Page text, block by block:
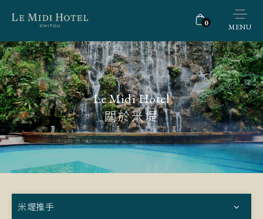
0 MENU
Le Midi Hotel
關於米堤
米堤推手